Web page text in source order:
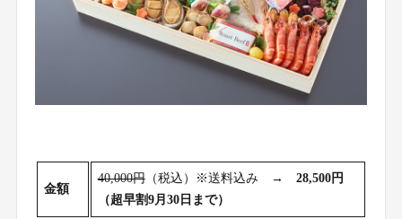
金額
40,000円（税込）※送料込み → 28,500円
（超早割9月30日まで）